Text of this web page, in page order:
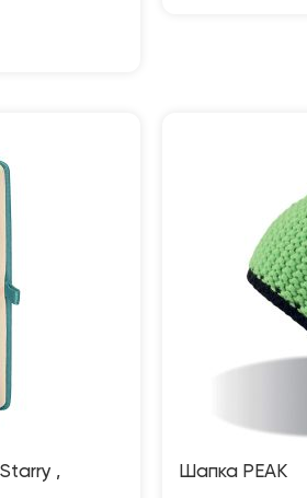
,
Шапка PEAK